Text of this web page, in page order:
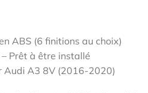
ABS (6 finitions au choix)
Prêt à être installé
Audi A3 8V (2016-2020)